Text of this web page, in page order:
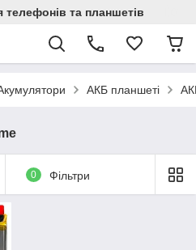
телефонів та планшетів
АКБ планшеті
0 Фільтри